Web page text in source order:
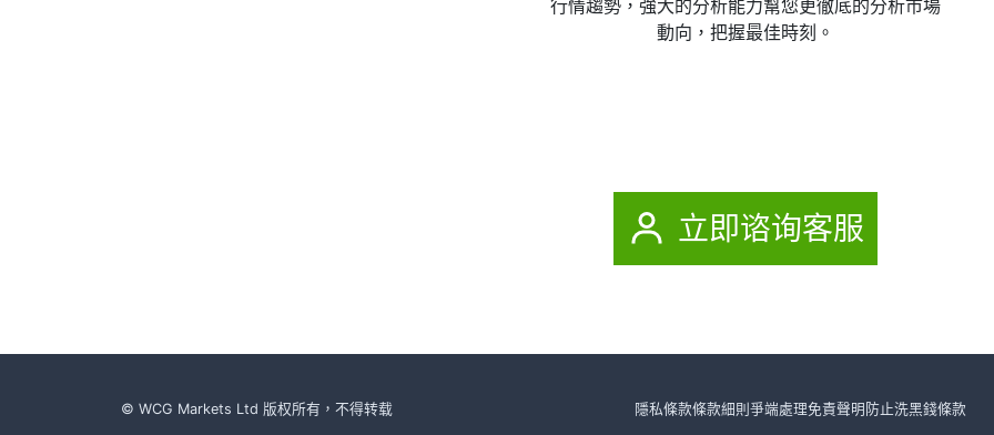
行情趨勢，強大的分析能力幫您更徹底的分析市場
動向，把握最佳時刻。
立即谘询客服
© WCG Markets Ltd 版权所有，不得转载 隱私條款條款細則 爭端處理免責聲明 防止洗黑錢條款